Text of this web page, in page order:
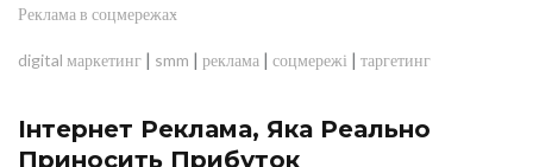
Реклама в соцмережах
digital маркетинг | smm | реклама | соцмережі | таргетинг
Інтернет Реклама, Яка Реально
Приносить Прибуток